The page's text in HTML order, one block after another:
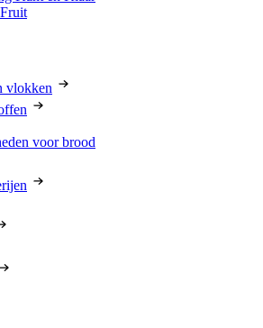
vlokken
voor brood